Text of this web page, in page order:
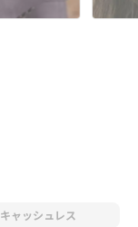
キャッシュレス